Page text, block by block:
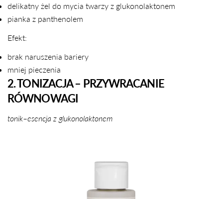
delikatny żel do mycia twarzy z glukonolaktonem
pianka z panthenolem
Efekt:
brak naruszenia bariery
mniej pieczenia
2. TONIZACJA – PRZYWRACANIE
RÓWNOWAGI
tonik–esencja z glukonolaktonem